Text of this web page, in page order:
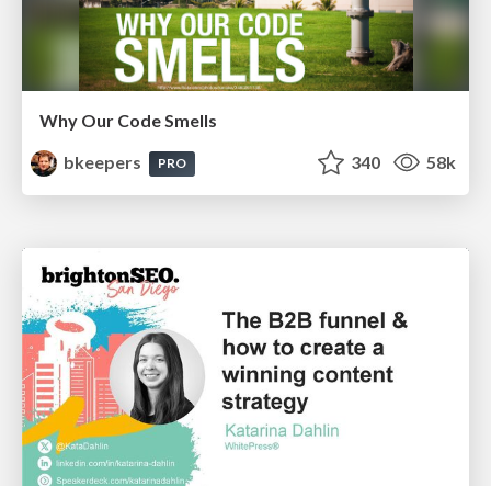
Why Our Code Smells
bkeepers
PRO 340 58k